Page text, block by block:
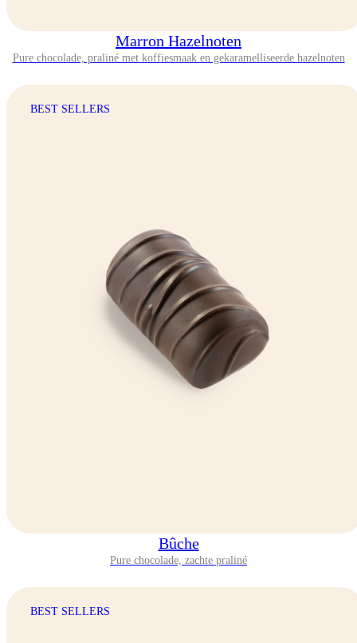
Marron Hazelnoten
Pure chocolade, praliné met koffiesmaak en gekaramelliseerde hazelnoten
BEST SELLERS
Bûche
Pure chocolade, zachte praliné
BEST SELLERS